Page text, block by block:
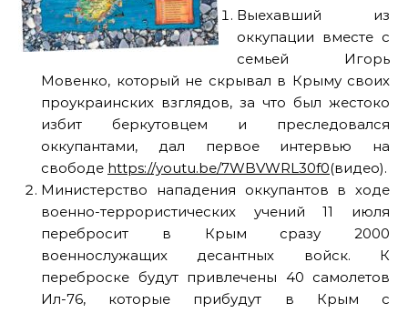
Выехавший из
оккупации вместе с
семьей Игорь
Мовенко, который не скрывал в Крыму своих
проукраинских взглядов, за что был жестоко
избит беркутовцем и преследовался
оккупантами, дал первое интервью на
свободе https://youtu.be/7WBVWRL30f0(видео).
Министерство нападения оккупантов в ходе
военно-террористических учений 11 июля
перебросит в Крым сразу 2000
военнослужащих десантных войск. К
переброске будут привлечены 40 самолетов
Ил-76, которые прибудут в Крым с